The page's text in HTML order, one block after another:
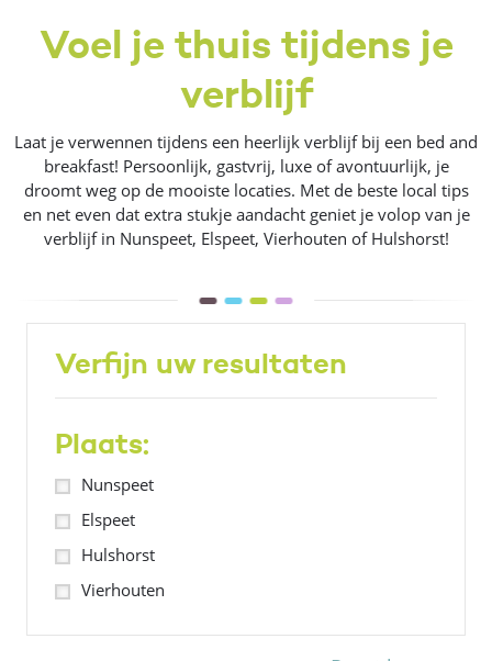
Voel je thuis tijdens je
verblijf
Laat je verwennen tijdens een heerlijk verblijf bij een bed and
breakfast! Persoonlijk, gastvrij, luxe of avontuurlijk, je
droomt weg op de mooiste locaties. Met de beste local tips
en net even dat extra stukje aandacht geniet je volop van je
verblijf in Nunspeet, Elspeet, Vierhouten of Hulshorst!
Verfijn uw resultaten
Plaats:
Nunspeet
Elspeet
Hulshorst
Vierhouten